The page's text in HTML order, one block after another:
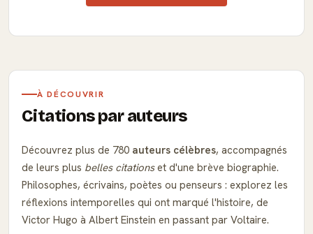
À DÉCOUVRIR
Citations par auteurs
Découvrez plus de 780 auteurs célèbres, accompagnés
de leurs plus belles citationset d'une brève biographie.
Philosophes, écrivains, poètes ou penseurs : explorez les
réflexions intemporelles qui ont marqué l'histoire, de
Victor Hugo à Albert Einstein en passant par Voltaire.